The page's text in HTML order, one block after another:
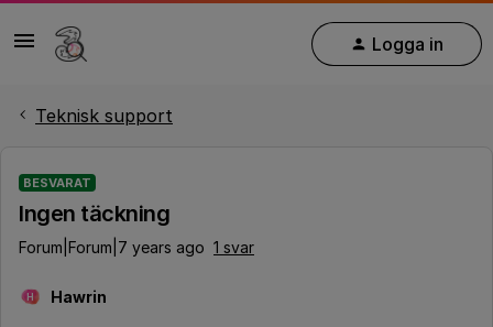
Logga in
Teknisk support
BESVARAT
Ingen täckning
Forum|Forum|7 years ago 1 svar
H Hawrin